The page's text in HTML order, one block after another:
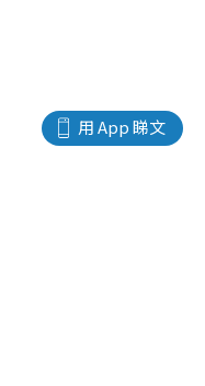
用 App 睇文